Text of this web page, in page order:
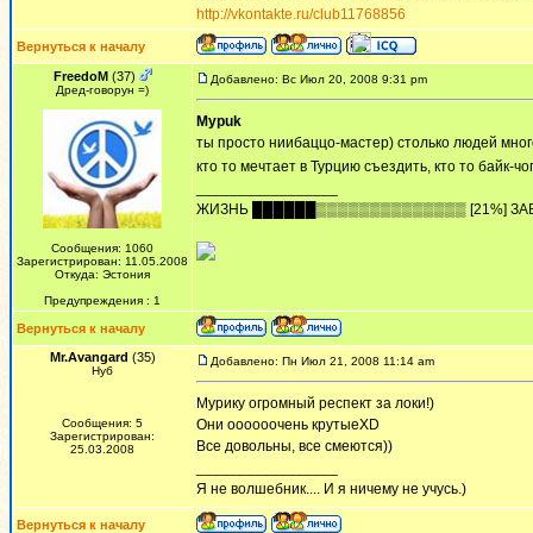
http://vkontakte.ru/club11768856
Вернуться к началу
FreedoM(37)
Дред-говорун =)
Сообщения: 1060
Зарегистрирован: 11.05.2008
Откуда: Эстония
Предупреждения : 1
Добавлено: Вс Июл 20, 2008 9:31 pm
Mypuk
ты просто ниибаццо-мастер) столько людей
кто то мечтает в Турцию съездить, кто то байк-
ЖИЗHЬ ██████▒▒▒▒▒▒▒▒▒▒▒▒▒▒ [21%]
Вернуться к началу
Mr.Avangard (35)
Нуб
Сообщения: 5
Зарегистрирован:
25.03.2008
Добавлено: Пн Июл 21, 2008 11:14 am
Мурику огромный респект за локи!)
Они оооооочень крутыеXD
Все довольны, все смеются))
Я не волшебник.... И я ничему не учусь.)
Вернуться к началу